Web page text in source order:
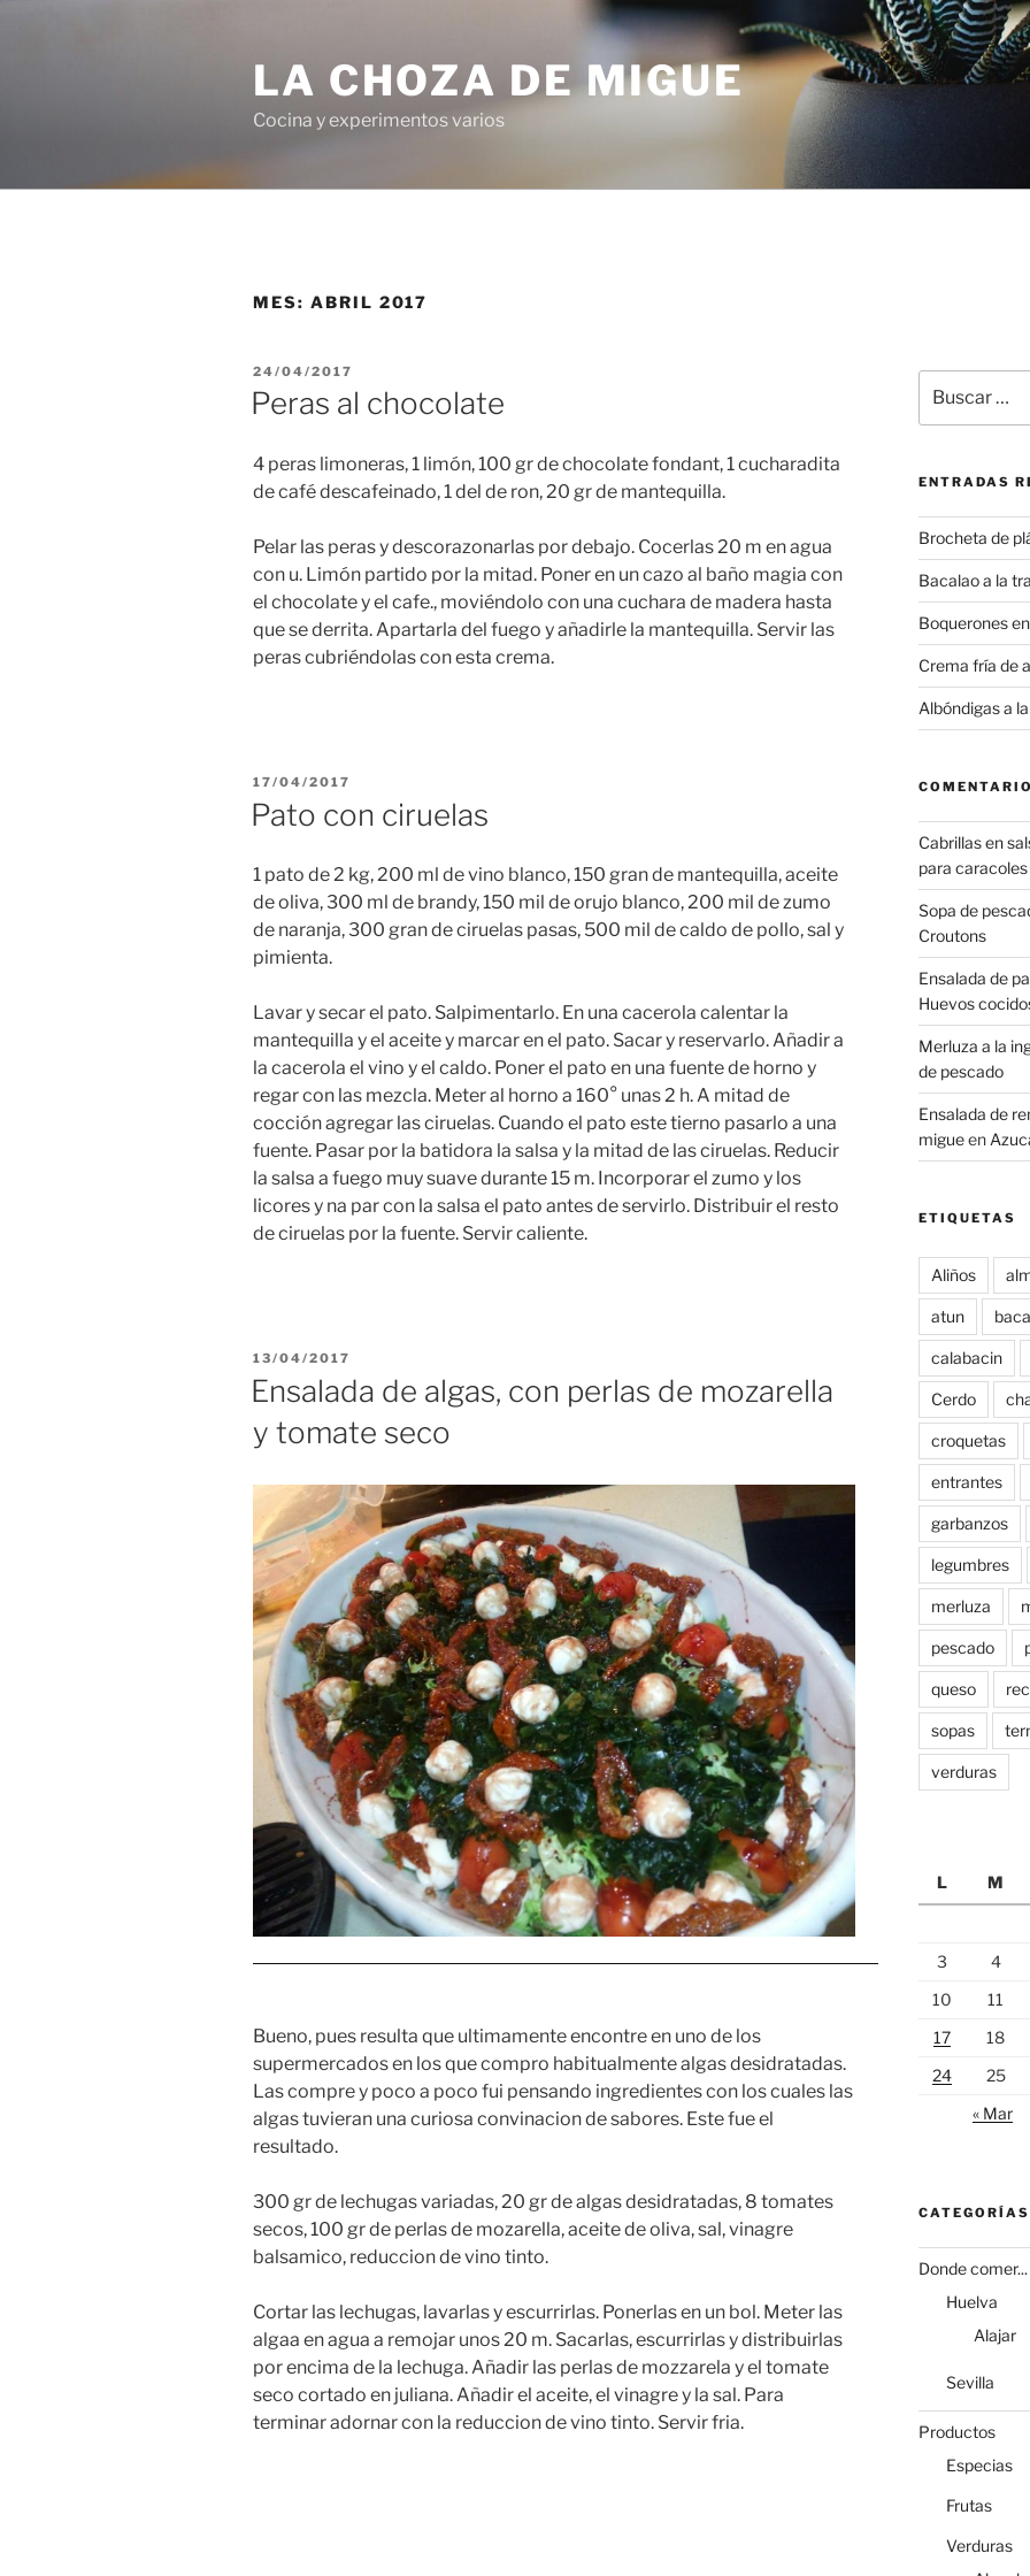
LA CHOZA DE MIGUE
Cocina y experimentos varios
MES: ABRIL 2017
PUBLICADO
EL
24/04/2017
Peras al chocolate
4 peras limoneras, 1 limón, 100 gr de chocolate fondant, 1 cucharadita
de café descafeinado, 1 del de ron, 20 gr de mantequilla.
Pelar las peras y descorazonarlas por debajo. Cocerlas 20 m en agua
con u. Limón partido por la mitad. Poner en un cazo al baño magia con
el chocolate y el cafe., moviéndolo con una cuchara de madera hasta
que se derrita. Apartarla del fuego y añadirle la mantequilla. Servir las
peras cubriéndolas con esta crema.
PUBLICADO
17/04/2017
Pato con ciruelas
1 pato de 2 kg, 200 ml de vino blanco, 150 gran de mantequilla, aceite
de oliva, 300 ml de brandy, 150 mil de orujo blanco, 200 mil de zumo
de naranja, 300 gran de ciruelas pasas, 500 mil de caldo de pollo, sal y
pimienta.
Lavar y secar el pato. Salpimentarlo. En una cacerola calentar la
mantequilla y el aceite y marcar en el pato. Sacar y reservarlo. Añadir a
la cacerola el vino y el caldo. Poner el pato en una fuente de horno y
regar con las mezcla. Meter al horno a 160° unas 2 h. A mitad de
cocción agregar las ciruelas. Cuando el pato este tierno pasarlo a una
fuente. Pasar por la batidora la salsa y la mitad de las ciruelas. Reducir
la salsa a fuego muy suave durante 15 m. Incorporar el zumo y los
licores y na par con la salsa el pato antes de servirlo. Distribuir el resto
de ciruelas por la fuente. Servir caliente.
PUBLICADO
EL
13/04/2017
Ensalada de algas, con perlas de mozarella
y tomate seco
Bueno, pues resulta que ultimamente encontre en uno de los
supermercados en los que compro habitualmente algas desidratadas.
Las compre y poco a poco fui pensando ingredientes con los cuales las
algas tuvieran una curiosa convinacion de sabores. Este fue el
resultado.
300 gr de lechugas variadas, 20 gr de algas desidratadas, 8 tomates
secos, 100 gr de perlas de mozarella, aceite de oliva, sal, vinagre
balsamico, reduccion de vino tinto.
Cortar las lechugas, lavarlas y escurrirlas. Ponerlas en un bol. Meter las
algaa en agua a remojar unos 20 m. Sacarlas, escurrirlas y distribuirlas
por encima de la lechuga. Añadir las perlas de mozzarela y el tomate
seco cortado en juliana. Añadir el aceite, el vinagre y la sal. Para
terminar adornar con la reduccion de vino tinto. Servir fria.
por:
ENTRADAS
Brocheta de
Bacalao a la
Boquerones
Crema fría de
Albóndigas a
Cabrillas en
para caracoles
Sopa de
Croutons
Ensalada de
Huevos
Merluza a la
de pescado
Ensalada de
migueen
ETIQUETAS
Aliños
atun
calabacin
Cerdo
croquetas
entrantes
garbanzos
legumbres
merluza
pescado
queso
sopas
verduras
L M
3
4
10
11
17
18
24
25
« Mar
CATEGORÍAS
Donde comer...
Huelva
Alajar
Sevilla
Productos
Especias
Frutas
Verduras